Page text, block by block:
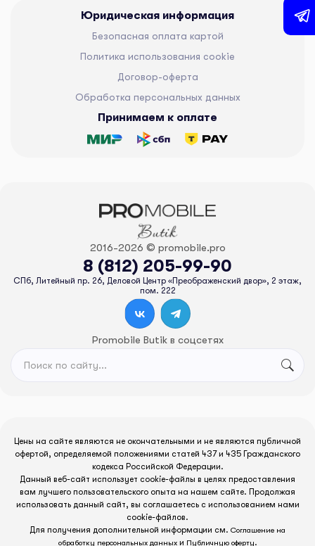
Юридическая информация
Безопасная оплата картой
Политика использования cookie
Договор-оферта
Обработка персональных данных
Принимаем к оплате
2016-2026 © promobile.pro
8 (812) 205-99-90
СПб, Литейный пр. 26, Деловой Центр «Преображенский двор», 2 этаж,
пом. 222
Promobile Butik в соцсетях
Цены на сайте являются не окончательными и не являются публичной
офертой, определяемой положениями статей 437 и 435 Гражданского
кодекса Российской Федерации.
Данный веб-сайт использует cookie-файлы в целях предоставления
вам лучшего пользовательского опыта на нашем сайте. Продолжая
использовать данный сайт, вы соглашаетесь с использованием нами
cookie-файлов.
Для получения дополнительной информации см. Соглашение на
обработку персональных данныхи Публичную оферту.